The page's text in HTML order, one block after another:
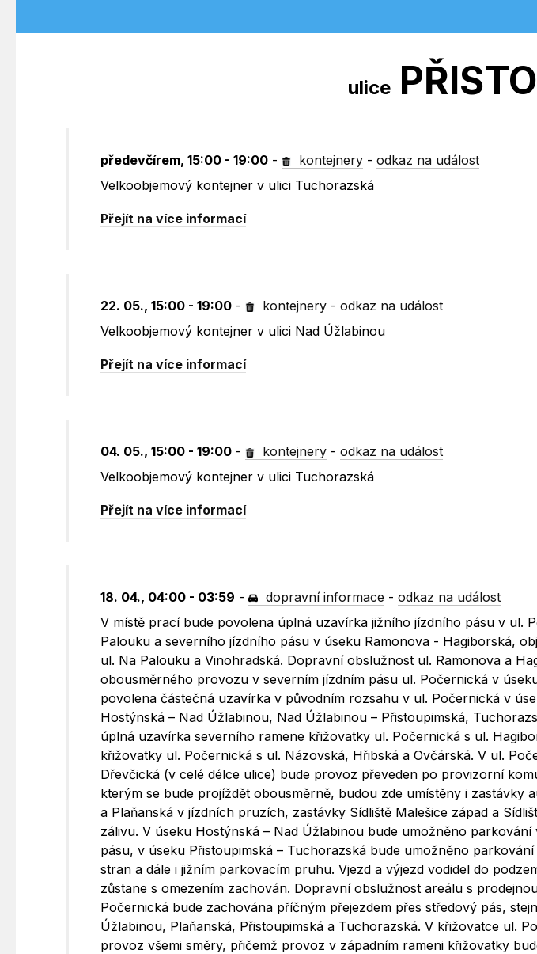
ulice
předevčírem, 15:00 - 19:00 - kontejnery -odkaz na událost
Velkoobjemový kontejner v ulici Tuchorazská
Přejít na více informací
22. 05., 15:00 - 19:00 - kontejnery -odkaz na událost
Velkoobjemový kontejner v ulici Nad Úžlabinou
Přejít na více informací
04. 05., 15:00 - 19:00 - kontejnery -odkaz na událost
Velkoobjemový kontejner v ulici Tuchorazská
Přejít na více informací
18. 04., 04:00 - 03:59 - dopravní informace -odkaz na událost
V místě prací bude povolena úplná uzavírka jižního jízdního pásu v ul.
Palouku a severního jízdního pásu v úseku Ramonova - Hagiborská,
ul. Na Palouku a Vinohradská. Dopravní obslužnost ul. Ramonova a
obousměrného provozu v severním jízdním pásu ul. Počernická v
povolena částečná uzavírka v původním rozsahu v ul. Počernická v
Hostýnská – Nad Úžlabinou, Nad Úžlabinou – Přistoupimská,
úplná uzavírka severního ramene křižovatky ul. Počernická s ul.
křižovatky ul. Počernická s ul. Názovská, Hřibská a Ovčárská. V ul.
Dřevčická (v celé délce ulice) bude provoz převeden po provizorní
kterým se bude projíždět obousměrně, budou zde umístěny i zastávky
a Plaňanská v jízdních pruzích, zastávky Sídliště Malešice západ a
zálivu. V úseku Hostýnská – Nad Úžlabinou bude umožněno
pásu, v úseku Přistoupimská – Tuchorazská bude umožněno
stran a dále i jižním parkovacím pruhu. Vjezd a výjezd vodidel do
zůstane s omezením zachován. Dopravní obslužnost areálu s
Počernická bude zachována příčným přejezdem přes středový pás,
Úžlabinou, Plaňanská, Přistoupimská a Tuchorazská. V křižovatce ul.
provoz všemi směry, přičemž provoz v západním rameni křižovatky